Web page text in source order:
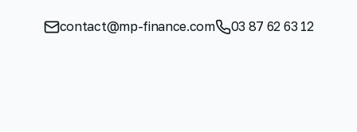
contact@mp-finance.com 03 87 62 63 12